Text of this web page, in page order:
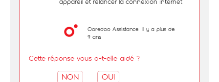
Ooredoo Assistance il y a plus de
9 ans
Cette réponse vous a-t-elle aidé ?
NON OUI